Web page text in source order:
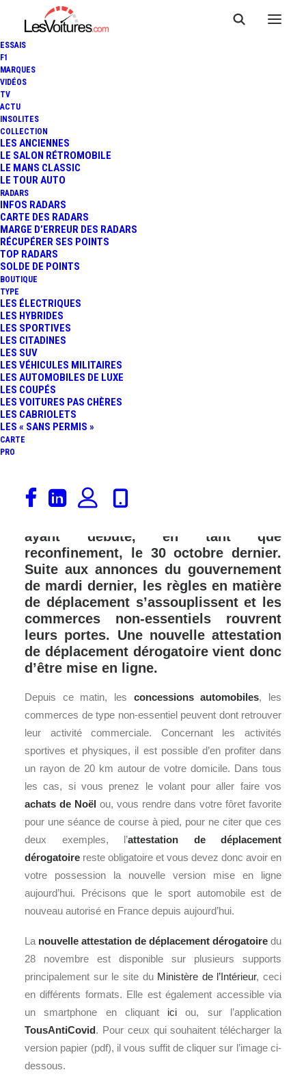
ESSAIS
F1
MARQUES
VIDÉOS
TV
ACTU
INSOLITES
COLLECTION
LES ANCIENNES
LE SALON RÉTROMOBILE
LE MANS CLASSIC
LE TOUR AUTO
RADARS
INFOS RADARS
CARTE DES RADARS
MARGE D’ERREUR DES RADARS
RÉCUPÉRER SES POINTS
TOP RADARS
SOLDE DE POINTS
BOUTIQUE
TYPE
LES ÉLECTRIQUES
LES HYBRIDES
LES SPORTIVES
LES CITADINES
LES SUV
LES VÉHICULES MILITAIRES
LES AUTOMOBILES DE LUXE
LES COUPÉS
LES VOITURES PAS CHÈRES
LES CABRIOLETS
LES « SANS PERMIS »
CARTE
PRO
DÉROGATOIRE : VOICI LA
NOUVELLE VERSION DU 28
Aujourd’hui, le samedi 28 novembre, la
France entre dans une nouvelle phase
ayant débuté, en tant que
reconfinement, le 30 octobre dernier.
Suite aux annonces du gouvernement
de mardi dernier, les règles en matière
de déplacement s’assouplissent et les
commerces non-essentiels rouvrent
leurs portes. Une nouvelle attestation
de déplacement dérogatoire vient donc
d’être mise en ligne.
Depuis ce matin, les concessions automobiles, les
commerces de type non-essentiel peuvent dont retrouver
leur activité commerciale. Concernant les activités
sportives et physiques, il est possible d’en profiter dans
un rayon de 20 km autour de votre domicile. Dans tous
les cas, si vous prenez le volant pour aller faire vos
achats de Noël ou, vous rendre dans votre fôret favorite
pour une séance de course à pied, pour ne citer que ces
deux exemples, l’attestation de déplacement
dérogatoire reste obligatoire et vous devez donc avoir en
votre possession la nouvelle version mise en ligne
aujourd’hui. Précisons que le sport automobile est de
nouveau autorisé en France depuis aujourd’hui.
La nouvelle attestation de déplacement dérogatoire du
28 novembre est disponible sur plusieurs supports
principalement sur le site du Ministère de l’Intérieur, ceci
en différents formats. Elle est également accessible via
un smartphone en cliquant ici ou, sur l’application
TousAntiCovid. Pour ceux qui souhaitent télécharger la
version papier (pdf), il vous suffit de cliquer sur l’image ci-
dessous.